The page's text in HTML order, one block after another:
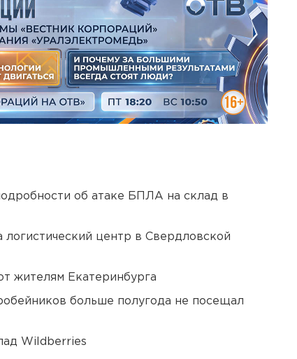
об атаке БПЛА на склад в
логистический центр в Свердловской
жителям Екатеринбурга
больше полугода не посещал
Wildberries